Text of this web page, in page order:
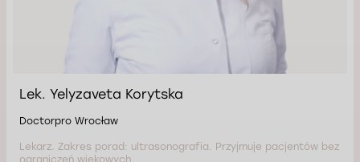
Lek. Yelyzaveta Korytska
Doctorpro Wrocław
Lekarz. Zakres porad: ultrasonografia. Przyjmuje pacjentów bez